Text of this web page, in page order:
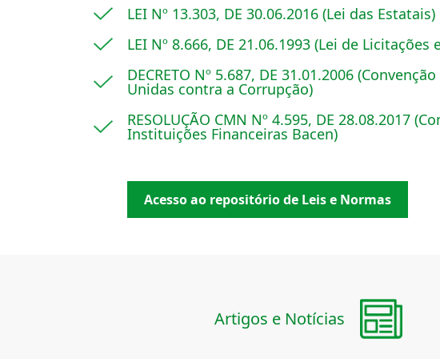
LEI Nº 13.303, DE 30.06.2016 (Lei das Estatais)
LEI Nº 8.666, DE 21.06.1993 (Lei de Licitações
DECRETO Nº 5.687, DE 31.01.2006
Unidas contra a Corrupção)
RESOLUÇÃO CMN Nº 4.595, DE 28.08.2017
Instituições Financeiras Bacen)
Acesso ao repositório de Leis e Normas
Artigos e Notícias